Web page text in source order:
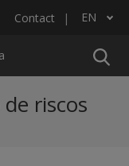
Contact EN
List additional actions
riscos